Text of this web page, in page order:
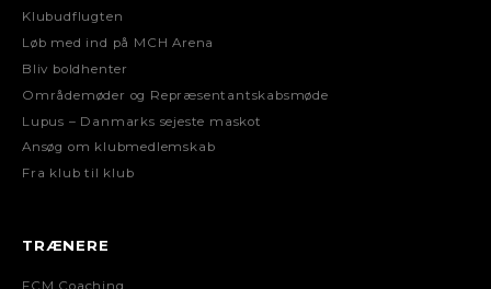
Klubudflugten
Løb med ind på MCH Arena
Bliv boldhenter
Områdemøder og Repræsentantskabsmøde
Lupus – Danmarks sejeste maskot
Ansøg om klubmedlemskab
Fra klub til klub
TRÆNERE
FCM Coaching